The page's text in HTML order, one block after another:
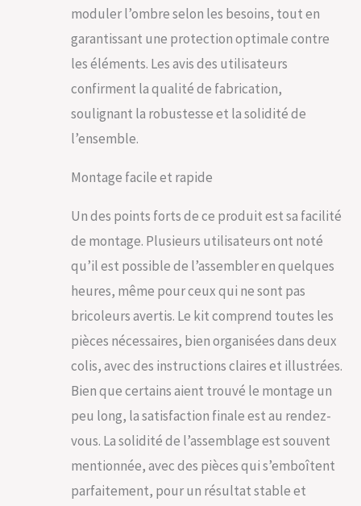
ensoleillement
modulable. Son
design soigné offre
une ombre
chaleureuse, idéale
pour profiter de
toit épais en
imperméable
efficacement contre
les UV et les
【Montage facile】
Des instructions
claires permettent
un assemblage
simple et rapide.
【Garantie】 Ce
pratique s'adapte à
toutes les
décorations
extérieures.
Utilisable en espaces
moduler l’ombre selon les besoins, tout en
garantissant une protection optimale contre
les éléments. Les avis des utilisateurs
confirment la qualité de fabrication,
soulignant la robustesse et la solidité de
l’ensemble.
Montage facile et rapide
Un des points forts de ce produit est sa facilité
de montage. Plusieurs utilisateurs ont noté
qu’il est possible de l’assembler en quelques
heures, même pour ceux qui ne sont pas
bricoleurs avertis. Le kit comprend toutes les
pièces nécessaires, bien organisées dans deux
colis, avec des instructions claires et illustrées.
Bien que certains aient trouvé le montage un
peu long, la satisfaction finale est au rendez-
vous. La solidité de l’assemblage est souvent
mentionnée, avec des pièces qui s’emboîtent
parfaitement, pour un résultat stable et